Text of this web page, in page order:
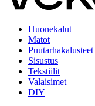
Huonekalut
Matot
Puutarhakalusteet
Sisustus
Tekstiilit
Valaisimet
DIY